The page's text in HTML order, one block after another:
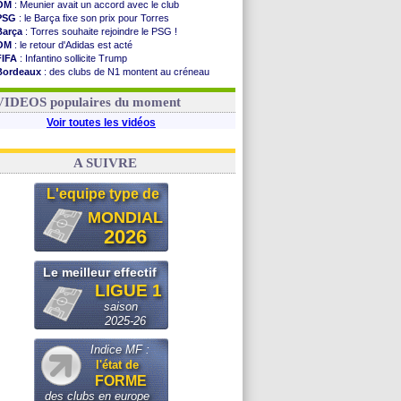
: Meunier avait un accord avec le club
: le Barça fixe son prix pour Torres
: Torres souhaite rejoindre le PSG !
: le retour d'Adidas est acté
: Infantino sollicite Trump
: des clubs de N1 montent au créneau
: le démenti de Leipzig pour Diomandé
populaires du moment
Voir toutes les vidéos
A SUIVRE
L'equipe type de
MONDIAL
2026
Le meilleur effectif
LIGUE 1
saison
2025-26
Indice MF :
l'état de
FORME
des clubs en europe